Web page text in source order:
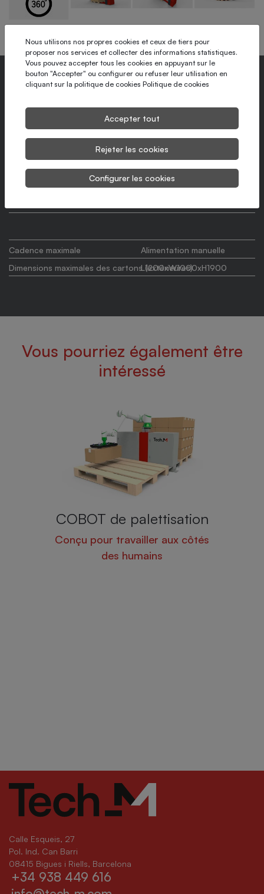
4 programmes d'enroulement préconfigurés
Chariot porte-bobines motorisé sur bras rotatif avec variateur
Cellule photoélectrique pour la détection automatique de la
hauteur de la charge
Cadence maximale
Alimentation manuelle
Dimensions maximales des cartons (extérieures)
L1200xW1000xH1900
Vous pourriez également être
intéressé
de palettisation
travailler aux côtés
Rotex 700
Banderoleuse semi-
Calle Esqueis, 27
Pol. Ind. Can Barri
08415 Bigues i Riells, Barcelona
+34 938 449 616
Nous utilisons nos propres cookies et ceux de tiers pour
proposer nos services et collecter des informations statistiques.
Vous pouvez accepter tous les cookies en appuyant sur le
bouton "Accepter" ou configurer ou refuser leur utilisation en
cliquant sur la politique de cookies Politique de cookies
Accepter tout
Rejeter les cookies
Configurer les cookies